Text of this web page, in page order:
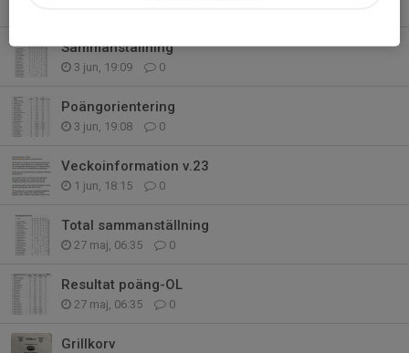
Sammanställning
3 jun, 19:09 0
Poängorientering
3 jun, 19:08 0
Veckoinformation v.23
1 jun, 18:15 0
Total sammanställning
27 maj, 06:35 0
Resultat poäng-OL
27 maj, 06:35 0
Grillkorv